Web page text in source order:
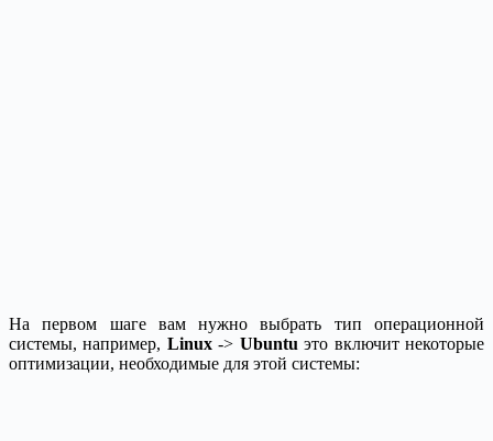
На первом шаге вам нужно выбрать тип операционной
системы, например, Linux-> Ubuntuэто включит некоторые
оптимизации, необходимые для этой системы: